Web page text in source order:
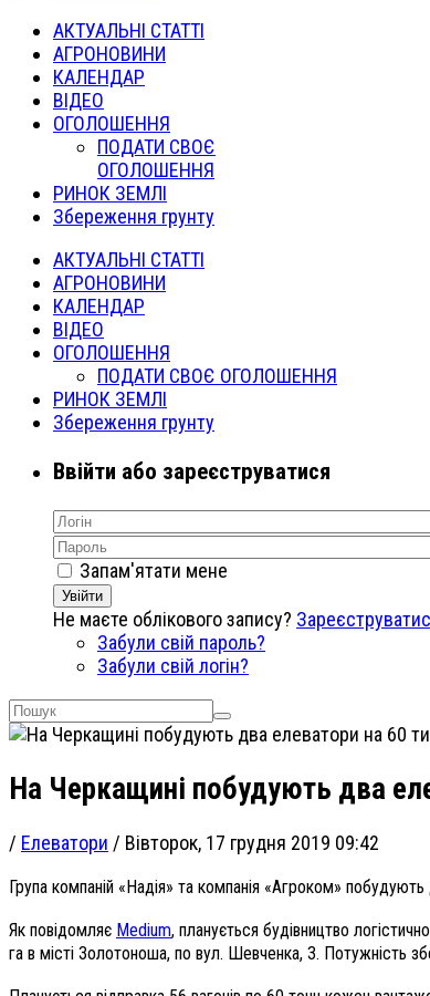
АКТУАЛЬНІ СТАТТІ
АГРОНОВИНИ
КАЛЕНДАР
ВІДЕО
ОГОЛОШЕННЯ
ПОДАТИ СВОЄ
ОГОЛОШЕННЯ
РИНОК ЗЕМЛІ
Збереження грунту
АКТУАЛЬНІ СТАТТІ
АГРОНОВИНИ
КАЛЕНДАР
ВІДЕО
ОГОЛОШЕННЯ
ПОДАТИ СВОЄ ОГОЛОШЕННЯ
РИНОК ЗЕМЛІ
Збереження грунту
Ввійти або зареєструватися
Запам'ятати мене
Увійти
Не маєте облікового запису?
Забули свій пароль?
Забули свій логін?
На Черкащині побудують два
/ Елеватори / Вівторок, 17 грудня 2019 09:42
Група компаній «Надія» та компанія «Агроком»
Як повідомляє Medium, планується будівництво
га в місті Золотоноша, по вул. Шевченка, 3. Потужність